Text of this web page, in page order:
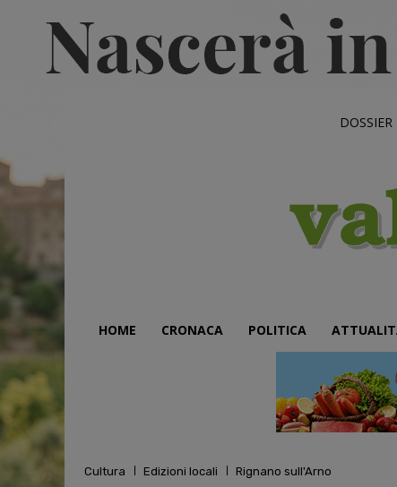
DOSSIER
HOME CRONACA POLITICA
Cultura Edizioni locali Rignano sull'Arno